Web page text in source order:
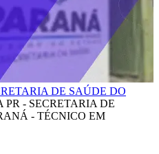
DE SAÚDE DO
PR - SECRETARIA DE
- TÉCNICO EM